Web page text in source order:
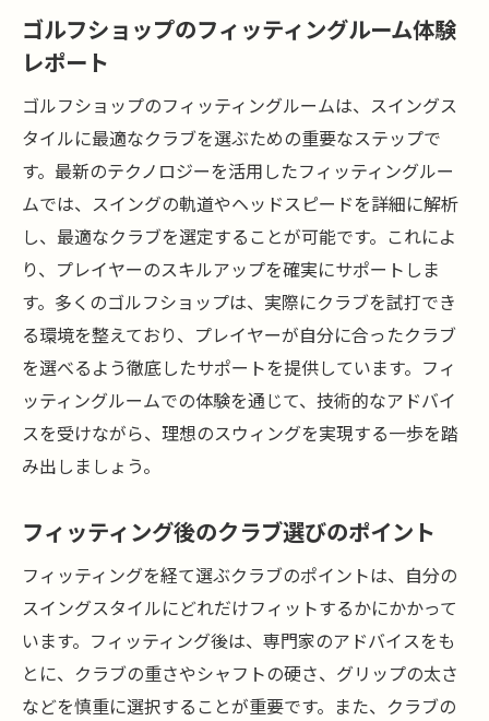
ゴルフショップのフィッティングルーム体験
レポート
ゴルフショップのフィッティングルームは、スイングス
タイルに最適なクラブを選ぶための重要なステップで
す。最新のテクノロジーを活用したフィッティングルー
ムでは、スイングの軌道やヘッドスピードを詳細に解析
し、最適なクラブを選定することが可能です。これによ
り、プレイヤーのスキルアップを確実にサポートしま
す。多くのゴルフショップは、実際にクラブを試打でき
る環境を整えており、プレイヤーが自分に合ったクラブ
を選べるよう徹底したサポートを提供しています。フィ
ッティングルームでの体験を通じて、技術的なアドバイ
スを受けながら、理想のスウィングを実現する一歩を踏
み出しましょう。
フィッティング後のクラブ選びのポイント
フィッティングを経て選ぶクラブのポイントは、自分の
スイングスタイルにどれだけフィットするかにかかって
います。フィッティング後は、専門家のアドバイスをも
とに、クラブの重さやシャフトの硬さ、グリップの太さ
などを慎重に選択することが重要です。また、クラブの